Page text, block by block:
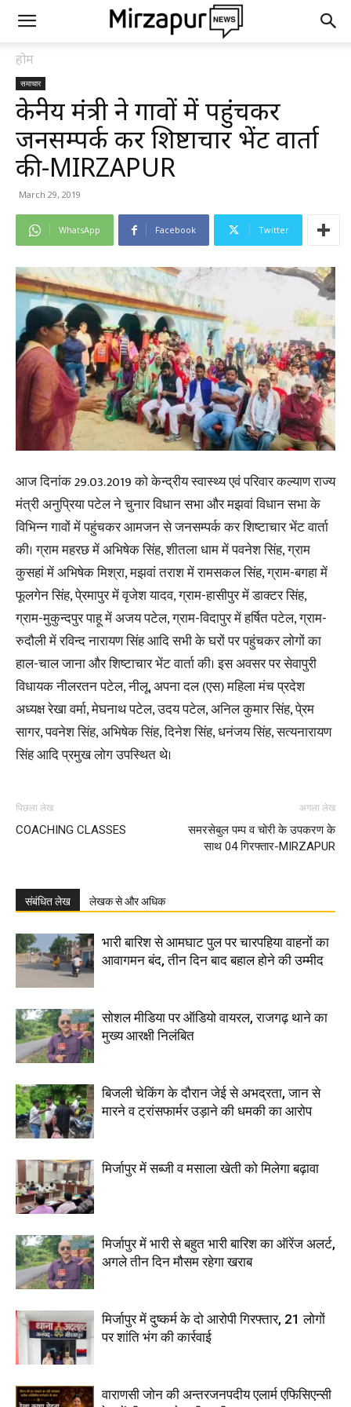
होम
समाचार
केन्द्रीय मंत्री ने गावों में पहुंचकर
जनसम्पर्क कर शिष्टाचार भेंट वार्ता
की-MIRZAPUR
March 29, 2019
WhatsApp Facebook Twitter
आज दिनांक 29.03.2019 को केन्द्रीय स्वास्थ्य एवं परिवार कल्याण राज्य
मंत्री अनुप्रिया पटेल ने चुनार विधान सभा और मझवां विधान सभा के
विभिन्न गावों में पहुंचकर आमजन से जनसम्पर्क कर शिष्टाचार भेंट वार्ता
की। ग्राम महरछ में अभिषेक सिंह, शीतला धाम में पवनेश सिंह, ग्राम
कुसहां में अभिषेक मिश्रा, मझवां तराश में रामसकल सिंह, ग्राम-बगहा में
फूलगेन सिंह, पे्रमापुर में वृजेश यादव, ग्राम-हासीपुर में डाक्टर सिंह,
ग्राम-मुकुन्दपुर पाहू में अजय पटेल, ग्राम-विदापुर में हर्षित पटेल, ग्राम-
रुदौली में रविन्द नारायण सिंह आदि सभी के घरों पर पहुंचकर लोगों का
हाल-चाल जाना और शिष्टाचार भेंट वार्ता की। इस अवसर पर सेवापुरी
विधायक नीलरतन पटेल, नीलू, अपना दल (एस) महिला मंच प्रदेश
अध्यक्ष रेखा वर्मा, मेघनाथ पटेल, उदय पटेल, अनिल कुमार सिंह, पे्रम
सागर, पवनेश सिंह, अभिषेक सिंह, दिनेश सिंह, धनंजय सिंह, सत्यनारायण
सिंह आदि प्रमुख लोग उपस्थित थे।
पिछला लेख
COACHING CLASSES
अगला लेख
समरसेबुल पम्प व चोरी के उपकरण के
साथ 04 गिरफ्तार-MIRZAPUR
संबंधित लेख लेखक से और अधिक
भारी बारिश से आमघाट पुल पर चारपहिया वाहनों का
आवागमन बंद, तीन दिन बाद बहाल होने की उम्मीद
सोशल मीडिया पर ऑडियो वायरल, राजगढ़ थाने का
मुख्य आरक्षी निलंबित
बिजली चेकिंग के दौरान जेई से अभद्रता, जान से
मारने व ट्रांसफार्मर उड़ाने की धमकी का आरोप
मिर्जापुर में सब्जी व मसाला खेती को मिलेगा बढ़ावा
मिर्जापुर में भारी से बहुत भारी बारिश का ऑरेंज अलर्ट,
अगले तीन दिन मौसम रहेगा खराब
मिर्जापुर में दुष्कर्म के दो आरोपी गिरफ्तार, 21 लोगों
पर शांति भंग की कार्रवाई
वाराणसी जोन की अन्तरजनपदीय एलार्म एफिसिएन्सी